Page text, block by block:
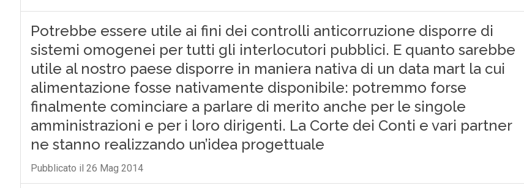
Potrebbe essere utile ai fini dei controlli anticorruzione disporre di
sistemi omogenei per tutti gli interlocutori pubblici. E quanto sarebbe
utile al nostro paese disporre in maniera nativa di un data mart la cui
alimentazione fosse nativamente disponibile: potremmo forse
finalmente cominciare a parlare di merito anche per le singole
amministrazioni e per i loro dirigenti. La Corte dei Conti e vari partner
ne stanno realizzando un’idea progettuale
Pubblicato il 26 Mag 2014